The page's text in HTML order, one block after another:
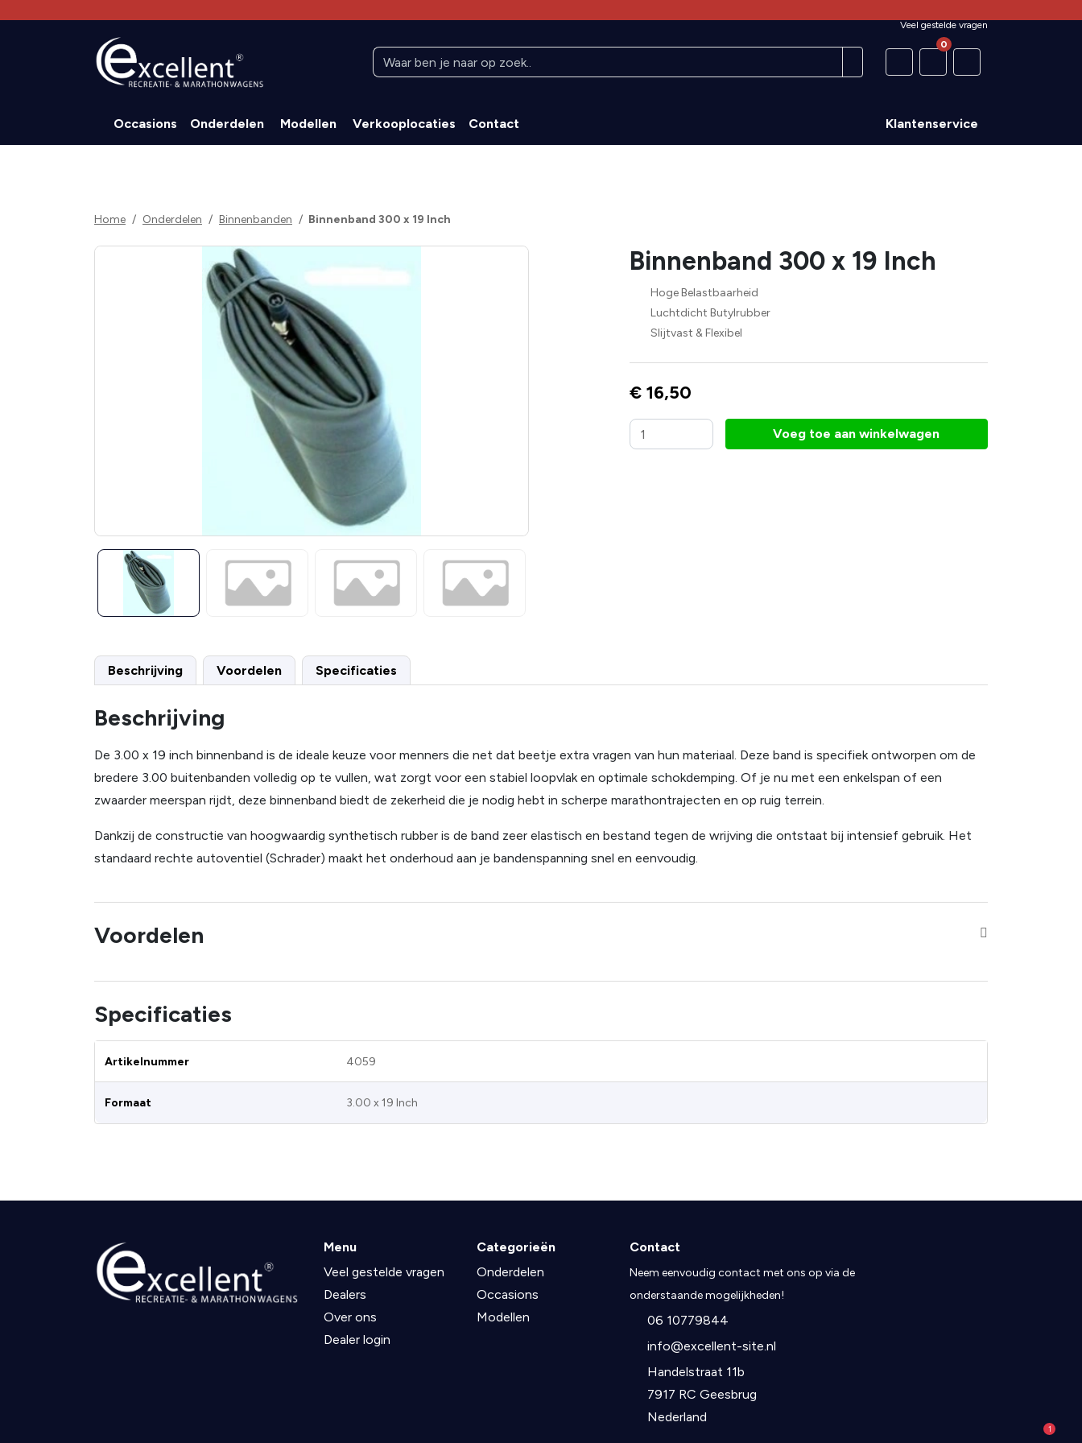
Veel gestelde vragen
0
Occasions Onderdelen Modellen Verkooplocaties Contact Klantenservice
Home Onderdelen Binnenbanden Binnenband 300 x 19 Inch
Binnenband 300 x 19 Inch
Hoge Belastbaarheid
Luchtdicht Butylrubber
Slijtvast & Flexibel
€ 16,50
Voeg toe aan winkelwagen
Beschrijving Voordelen Specificaties
Beschrijving
De 3.00 x 19 inch binnenband is de ideale keuze voor menners die net dat beetje extra vragen van hun materiaal. Deze band is specifiek ontworpen om de
bredere 3.00 buitenbanden volledig op te vullen, wat zorgt voor een stabiel loopvlak en optimale schokdemping. Of je nu met een enkelspan of een
zwaarder meerspan rijdt, deze binnenband biedt de zekerheid die je nodig hebt in scherpe marathontrajecten en op ruig terrein.
Dankzij de constructie van hoogwaardig synthetisch rubber is de band zeer elastisch en bestand tegen de wrijving die ontstaat bij intensief gebruik. Het
standaard rechte autoventiel (Schrader) maakt het onderhoud aan je bandenspanning snel en eenvoudig.
Voordelen
Specificaties
Artikelnummer 4059
Formaat 3.00 x 19 Inch
1
Menu
Veel gestelde vragen
Dealers
Over ons
Dealer login
Categorieën
Onderdelen
Occasions
Modellen
Contact
Neem eenvoudig contact met ons op via de
onderstaande mogelijkheden!
06 10779844
info@excellent-site.nl
Handelstraat 11b
7917 RC Geesbrug
Nederland